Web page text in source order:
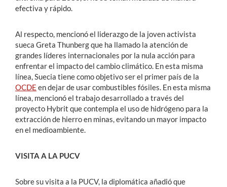
efectiva y rápido.
Al respecto, mencionó el liderazgo de la joven activista
sueca Greta Thunberg que ha llamado la atención de
grandes líderes internacionales por la nula acción para
enfrentar el impacto del cambio climático. En esta misma
línea, Suecia tiene como objetivo ser el primer país de la
OCDE en dejar de usar combustibles fósiles. En esta misma
línea, mencionó el trabajo desarrollado a través del
proyecto Hybrit que contempla el uso de hidrógeno para la
extracción de hierro en minas, evitando un mayor impacto
en el medioambiente.
VISITA A LA PUCV
Sobre su visita a la PUCV, la diplomática añadió que